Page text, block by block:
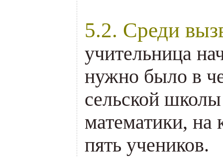
5.2. Среди
учительница
нужно было в
сельской
математики, на
пять учеников.